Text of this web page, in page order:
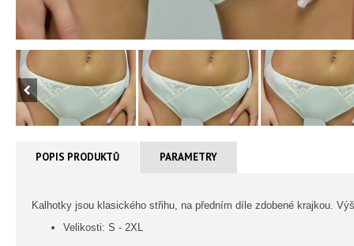
POPIS PRODUKTŮ PARAMETRY
Kalhotky jsou klasického střihu, na předním díle zdobené krajkou.
Velikosti: S - 2XL